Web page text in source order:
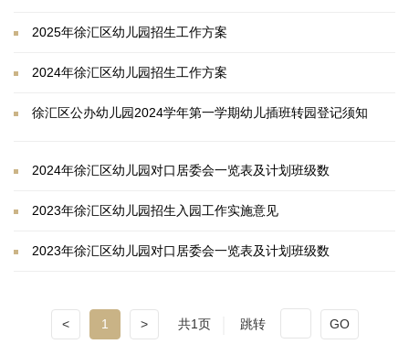
2025年徐汇区幼儿园招生工作方案
2024年徐汇区幼儿园招生工作方案
徐汇区公办幼儿园2024学年第一学期幼儿插班转园登记须知
2024年徐汇区幼儿园对口居委会一览表及计划班级数
2023年徐汇区幼儿园招生入园工作实施意见
2023年徐汇区幼儿园对口居委会一览表及计划班级数
< 1 > 共1页 跳转 GO